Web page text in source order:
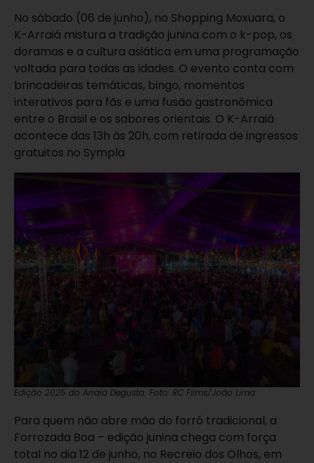
No sábado (06 de junho), no Shopping Moxuara, o
K-Arraiá mistura a tradição junina com o k-pop, os
doramas e a cultura asiática em uma programação
voltada para todas as idades. O evento conta com
brincadeiras temáticas, bingo, momentos
interativos para fãs e uma fusão gastronômica
entre o Brasil e os sabores orientais. O K-Arraiá
acontece das 13h às 20h, com retirada de ingressos
gratuitos no Sympla
Edição 2025 do Arraiá Degusta. Foto: RC Films/João Lima
Para quem não abre mão do forró tradicional, a
Forrozada Boa – edição junina chega com força
total no dia 12 de junho, no Recreio dos Olhos, em